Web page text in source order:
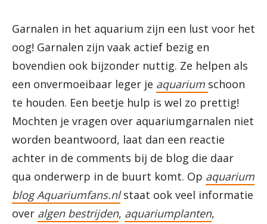
Garnalen in het aquarium zijn een lust voor het
oog! Garnalen zijn vaak actief bezig en
bovendien ook bijzonder nuttig. Ze helpen als
een onvermoeibaar leger je aquarium schoon
te houden. Een beetje hulp is wel zo prettig!
Mochten je vragen over aquariumgarnalen niet
worden beantwoord, laat dan een reactie
achter in de comments bij de blog die daar
qua onderwerp in de buurt komt. Op aquarium
blog Aquariumfans.nlstaat ook veel informatie
over algen bestrijden, aquariumplanten,